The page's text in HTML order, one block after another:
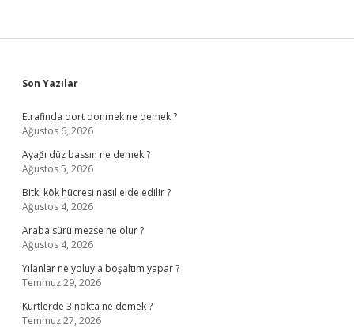
Sidebar
Son Yazılar
Etrafinda dort donmek ne demek ?
Ağustos 6, 2026
Ayağı düz bassın ne demek ?
Ağustos 5, 2026
Bitki kök hücresi nasıl elde edilir ?
Ağustos 4, 2026
Araba sürülmezse ne olur ?
Ağustos 4, 2026
Yılanlar ne yoluyla boşaltım yapar ?
Temmuz 29, 2026
Kürtlerde 3 nokta ne demek ?
Temmuz 27, 2026